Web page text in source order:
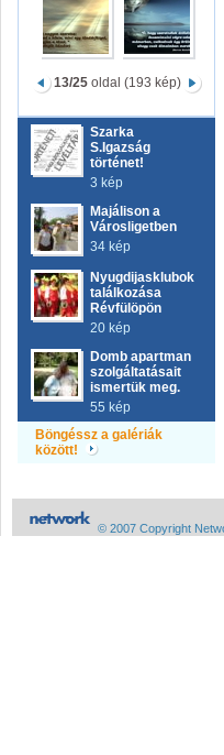
13/25 oldal (193 kép)
Szarka
S.Igazság
történet!
3 kép
Majálison a
Városligetben
34 kép
Nyugdijasklubok
találkozása
Révfülöpön
20 kép
Domb apartman
szolgáltatásait
ismertük meg.
55 kép
Böngéssz a galériák
között!
© 2007 Copyright